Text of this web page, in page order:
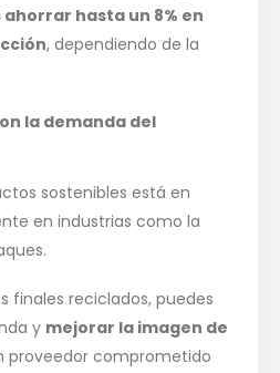
ahorrar hasta un 8% en
, dependiendo de la
la demanda del
sostenibles está en
en industrias como la
finales reciclados, puedes
y mejorar la imagen de
proveedor comprometido